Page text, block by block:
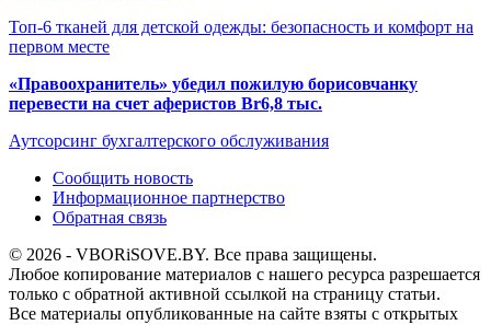
Топ-6 тканей для детской одежды: безопасность и комфорт на
первом месте
«Правоохранитель» убедил пожилую борисовчанку
перевести на счет аферистов Br6,8 тыс.
Аутсорсинг бухгалтерского обслуживания
Сообщить новость
Информационное партнерство
Обратная связь
© 2026 - VBORiSOVE.BY. Все права защищены.
Любое копирование материалов с нашего ресурса разрешается
только с обратной активной ссылкой на страницу статьи.
Все материалы опубликованные на сайте взяты с открытых